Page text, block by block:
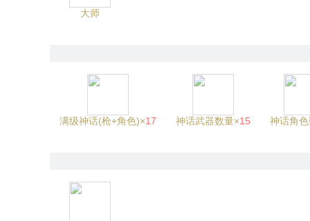
大师
满级神话(枪+角色)×17 神话武器数量×15 神话角